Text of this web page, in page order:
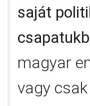
saját
magyar
vagy